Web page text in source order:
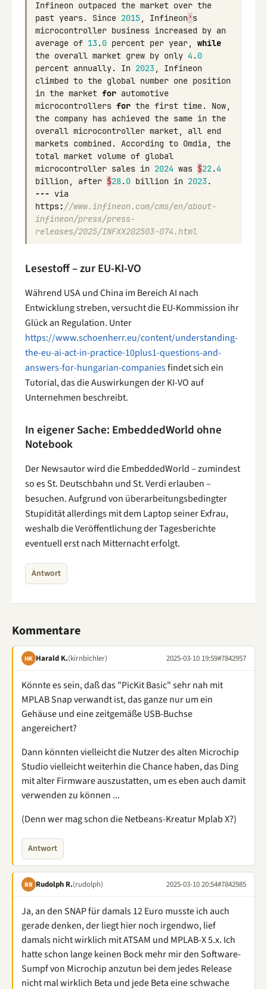
Infineon outpaced the market over the
past years. Since 2015 Infineon’s
microcontroller business increased by an
average of 13.0 percent per year
while
the overall market grew by only 4 .0
percent annually. In 2023
Infineon
climbed to the global number one position
in the market for automotive
microcontrollers for the first time. Now
the company has achieved the same in the
overall microcontroller market all end
markets combined. According to Omdia
the
total market volume of global
microcontroller sales in 2024 was $22.4
billion
after $28.0 billion in 2023.
--- via
https: //www.infineon.com/cms/en/about-
infineon/press/press-
releases/2025/INFXX202503-074.html
Lesestoff – zur EU-KI-VO
Während USA und China im Bereich AI nach
Entwicklung streben, versucht die EU-Kommission ihr
Glück an Regulation. Unter
https://www.schoenherr.eu/content/understanding-
the-eu-ai-act-in-practice-10plus1-questions-and-
answers-for-hungarian-companiesfindet sich ein
Tutorial, das die Auswirkungen der KI-VO auf
Unternehmen beschreibt.
In eigener Sache: EmbeddedWorld ohne
Notebook
Der Newsautor wird die EmbeddedWorld – zumindest
so es St. Deutschbahn und St. Verdi erlauben –
besuchen. Aufgrund von überarbeitungsbedingter
Stupidität allerdings mit dem Laptop seiner Exfrau,
weshalb die Veröffentlichung der Tagesberichte
eventuell erst nach Mitternacht erfolgt.
Antwort
Kommentare
HK Harald K.(kirnbichler) 2025-03-10 19:59#7842957
Könnte es sein, daß das "PicKit Basic" sehr nah mit
MPLAB Snap verwandt ist, das ganze nur um ein
Gehäuse und eine zeitgemäße USB-Buchse
angereichert?
Dann könnten vielleicht die Nutzer des alten Microchip
Studio vielleicht weiterhin die Chance haben, das Ding
mit alter Firmware auszustatten, um es eben auch damit
verwenden zu können ...
(Denn wer mag schon die Netbeans-Kreatur Mplab X?)
Antwort
RR Rudolph R.(rudolph) 2025-03-10 20:54#7842985
Ja, an den SNAP für damals 12 Euro musste ich auch
gerade denken, der liegt hier noch irgendwo, lief
damals nicht wirklich mit ATSAM und MPLAB-X 5.x. Ich
hatte schon lange keinen Bock mehr mir den Software-
Sumpf von Microchip anzutun bei dem jedes Release
nicht mal wirklich Beta und jede Beta eine schwache